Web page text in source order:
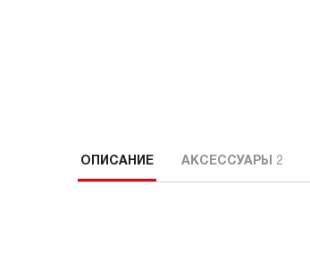
ОПИСАНИЕ АКСЕССУАРЫ 2